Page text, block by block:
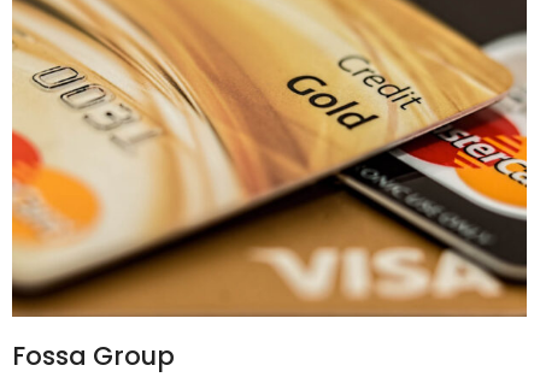
Fossa Group